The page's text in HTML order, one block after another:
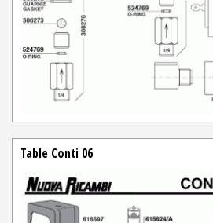
Table Conti 06